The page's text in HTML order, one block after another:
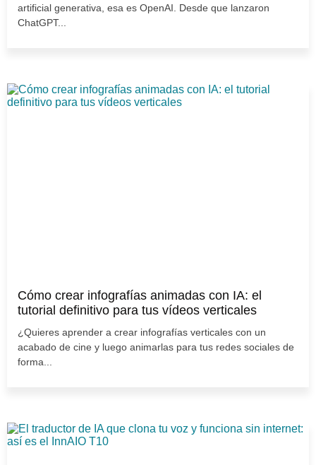
artificial generativa, esa es OpenAI. Desde que lanzaron
ChatGPT...
Cómo crear infografías animadas con IA: el
tutorial definitivo para tus vídeos verticales
¿Quieres aprender a crear infografías verticales con un
acabado de cine y luego animarlas para tus redes sociales de
forma...